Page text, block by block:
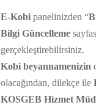
E-Kobi panelinizden “
Bilgi Güncelleme
gerçekleştirebilirsiniz.
Kobi beyannamenizin
olacağından, dilekçe ile
KOSGEB Hizmet